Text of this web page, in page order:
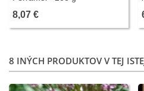
8,07 €
8 INÝCH PRODUKTOV V TEJ